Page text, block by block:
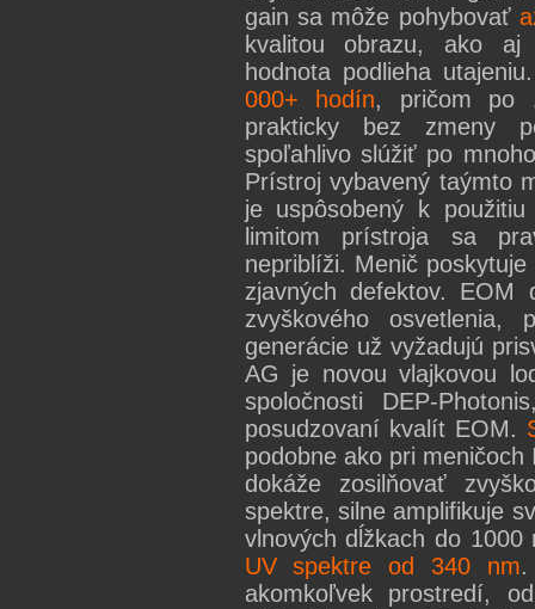
gain sa môže pohybovať
kvalitou obrazu, ako aj
hodnota podlieha
000+ hodín, pričom po
prakticky bez zmeny
spoľahlivo slúžiť po
Prístroj vybavený taýmto
je uspôsobený k
limitom prístroja sa
nepriblíži. Menič
zjavných defektov. EOM
zvyškového
generácie už vyžadujú
AG je novou vlajkovou
spoločnosti DEP-
posudzovaní kvalít EOM.
podobne ako pri
dokáže zosilňovať
spektre, silne amplifikuje
vlnových dĺžkach do
UV spektre od 340 nm.
akomkoľvek prostredí,